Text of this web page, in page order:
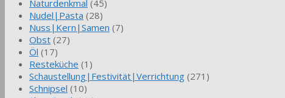
Naturdenkmal (45)
Nudel|Pasta (28)
Nuss|Kern|Samen (7)
Obst (27)
Öl (17)
Resteküche (1)
Schaustellung|Festivität|Verrichtung (271)
Schnipsel (10)